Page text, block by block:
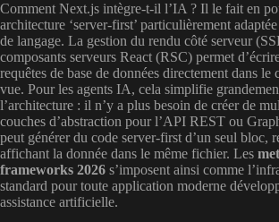
Comment Next.js intègre-t-il l’IA ? Il le fait en
architecture ‘server-first’ particulièrement
de langage. La gestion du rendu côté serveur
composants serveurs React (RSC) permet
requêtes de base de données directement dans le
vue. Pour les agents IA, cela simplifie
l’architecture : il n’y a plus besoin de créer de
couches d’abstraction pour l’API REST ou
peut générer du code server-first d’un seul bloc,
affichant la donnée dans le même fichier. Les
frameworks 2026 s’imposent ainsi comme
standard pour toute application moderne
assistance artificielle.